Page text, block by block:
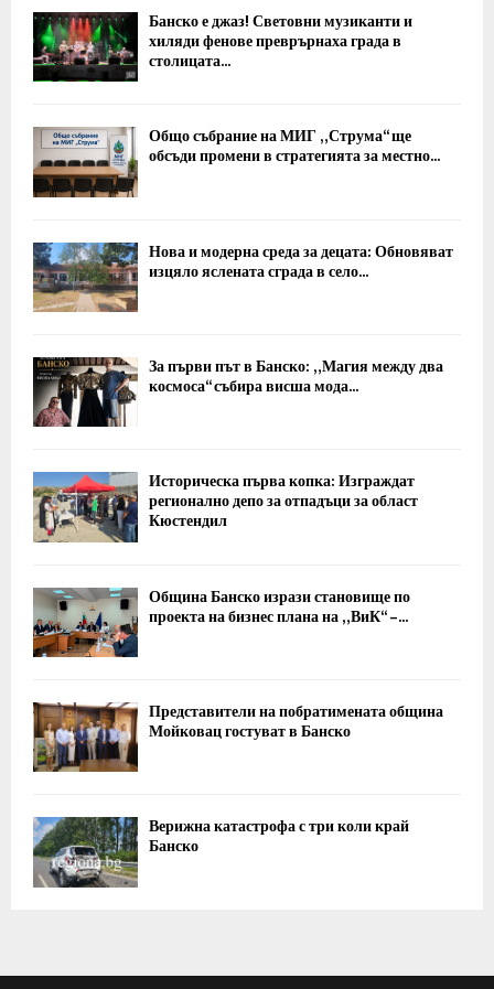
Банско е джаз! Световни музиканти и
хиляди фенове преврърнаха града в
столицата...
Общо събрание на МИГ „Струма“ ще
обсъди промени в стратегията за местно...
Нова и модерна среда за децата: Обновяват
изцяло яслената сграда в село...
За първи път в Банско: „Магия между два
космоса“ събира висша мода...
Историческа първа копка: Изграждат
регионално депо за отпадъци за област
Кюстендил
Община Банско изрази становище по
проекта на бизнес плана на „ВиК“ –...
Представители на побратимената община
Мойковац гостуват в Банско
Верижна катастрофа с три коли край
Банско